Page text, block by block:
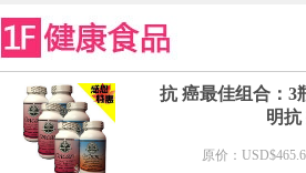
抗 癌最佳组合：3
明抗
原价：